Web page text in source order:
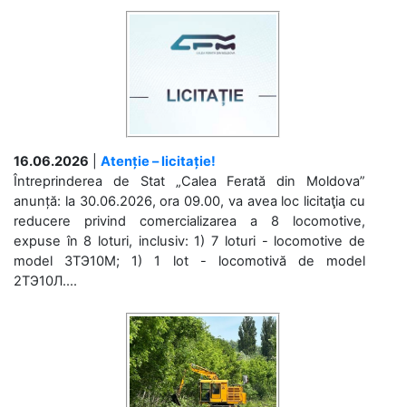
16.06.2026
Atenție – licitație!
Întreprinderea de Stat „Calea Ferată din Moldova”
anunță: la 30.06.2026, ora 09.00, va avea loc licitaţia cu
reducere privind comercializarea a 8 locomotive,
expuse în 8 loturi, inclusiv: 1) 7 loturi - locomotive de
model 3ТЭ10М; 1) 1 lot - locomotivă de model
2ТЭ10Л....